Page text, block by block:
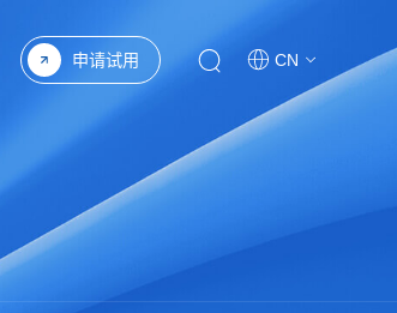
申请试用 CN